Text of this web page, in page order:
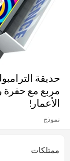
مربع مع حفرة
الأعمار!
نموذج
ممتلكات